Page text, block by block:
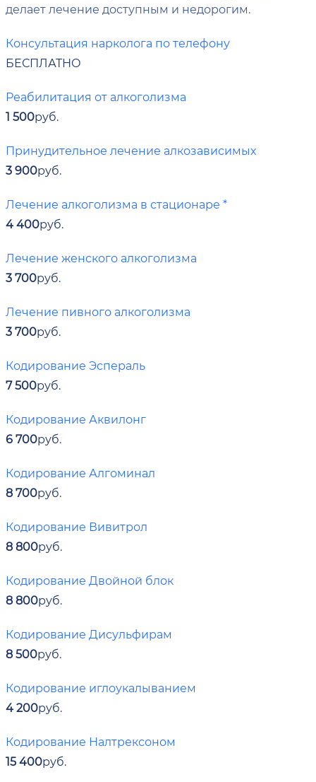
делает лечение доступным и недорогим.
Консультация нарколога по телефону
БЕСПЛАТНО
Реабилитация от алкоголизма
1 500руб.
Принудительное лечение алкозависимых
3 900руб.
Лечение алкоголизма в стационаре *
4 400руб.
Лечение женского алкоголизма
3 700руб.
Лечение пивного алкоголизма
3 700руб.
Кодирование Эспераль
7 500руб.
Кодирование Аквилонг
6 700руб.
Кодирование Алгоминал
8 700руб.
Кодирование Вивитрол
8 800руб.
Кодирование Двойной блок
8 800руб.
Кодирование Дисульфирам
8 500руб.
Кодирование иглоукалыванием
4 200руб.
Кодирование Налтрексоном
15 400руб.